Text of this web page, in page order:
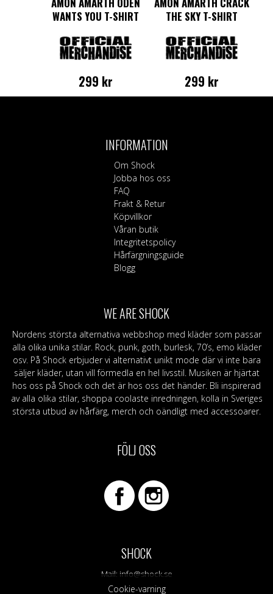
WANTS YOU T-SHIRT
299 kr
Den
flera
varianter.
olika
alternativen
väljas
produktsidan
THE SKY T-SHIRT
299 kr
Den
INFORMATION
Om Shock
Jobba hos oss
FAQ
Frakt & Retur
Köpvillkor
Våran butik
Integritetspolicy
Hårfärgningsguide
Blogg
WE ARE SHOCK
Nordens största alternativa webbshop med kläder som passar
alla olika unika stilar. Rock, punk, goth, burlesk, 70’s, emo kläder
osv. På Shock erbjuder vi alternativt unikt mode där vi inte bara
säljer kläder, utan vill förmedla en hel livsstil. Musiken är hjärtat
hos oss på Shock och det är hos oss det händer. Bli inspirerad
av alla olika stilar, shoppa coolaste inredningen, kolla in Sveriges
största utbud av hårfärg, merch och oändligt med accessoarer.
FÖLJ OSS
SHOCK
Mail: info@shock.se
Cookie-varning